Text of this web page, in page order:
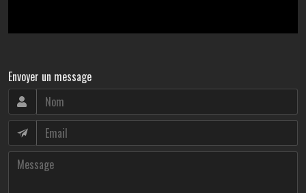
Envoyer un message